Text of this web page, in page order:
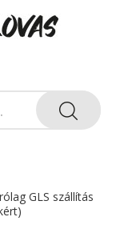
GLS szállítás